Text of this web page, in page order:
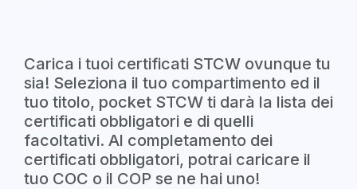
Carica i tuoi certificati STCW ovunque tu
sia! Seleziona il tuo compartimento ed il
tuo titolo, pocket STCW ti darà la lista dei
certificati obbligatori e di quelli
facoltativi. Al completamento dei
certificati obbligatori, potrai caricare il
tuo COC o il COP se ne hai uno!